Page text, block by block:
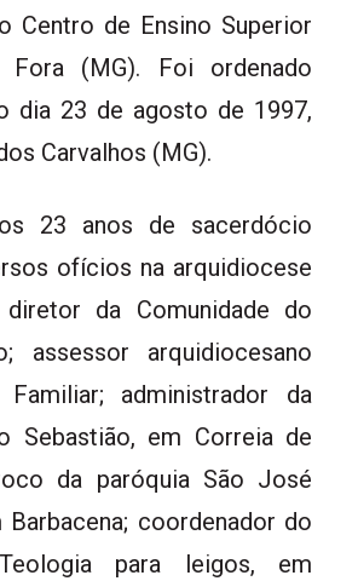
Centro de Ensino Superior
(MG). Foi ordenado
dia 23 de agosto de 1997,
Carvalhos (MG).
23 anos de sacerdócio
ofícios na arquidiocese
diretor da Comunidade do
assessor arquidiocesano
administrador da
Sebastião, em Correia de
da paróquia São José
Barbacena; coordenador do
para leigos, em